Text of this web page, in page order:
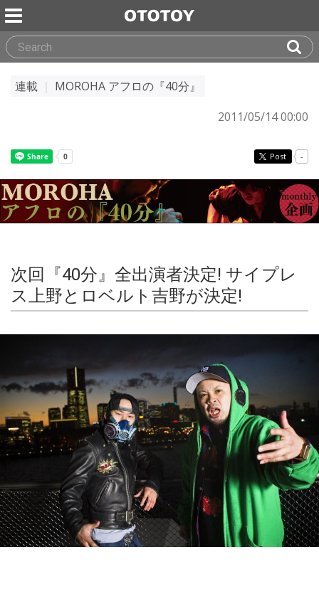
連載
MOROHA アフロの『40分』
2011/05/14 00:00
Post -
次回『40分』全出演者決定! サイプレ
ス上野とロベルト吉野が決定!